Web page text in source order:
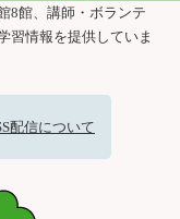
8館、講師・ボランテ
習情報を提供していま
配信について